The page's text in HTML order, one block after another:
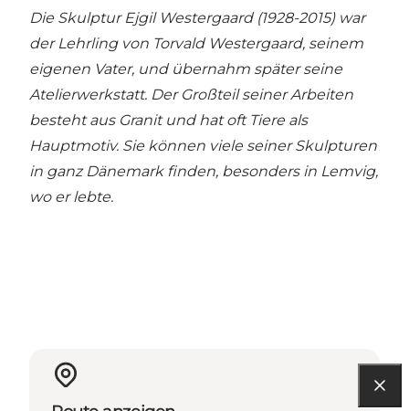
Die Skulptur Ejgil Westergaard (1928-2015) war
der Lehrling von Torvald Westergaard, seinem
eigenen Vater, und übernahm später seine
Atelierwerkstatt. Der Großteil seiner Arbeiten
besteht aus Granit und hat oft Tiere als
Hauptmotiv. Sie können viele seiner Skulpturen
in ganz Dänemark finden, besonders in Lemvig,
wo er lebte.